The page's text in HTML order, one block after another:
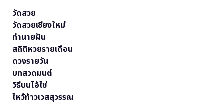
วัดสวย
วัดสวยเชียงใหม่
ทำนายฝัน
สถิติหวยรายเดือน
ดวงรายวัน
บทสวดมนต์
วิธีบนไอ้ไข่
ไหว้ท้าวเวสสุวรรณ